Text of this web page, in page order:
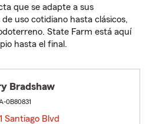
que se adapte a sus
uso cotidiano hasta clásicos,
State Farm está aquí
hasta el final.
Bradshaw
0B80831
Santiago Blvd